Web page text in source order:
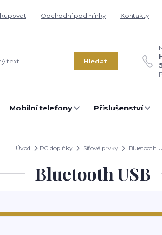
Obchodní podmínky Kontakty
Hledat
Mobilní telefony Příslušenství
Úvod PC doplňky Síťové prvky Bluetooth
Bluetooth USB